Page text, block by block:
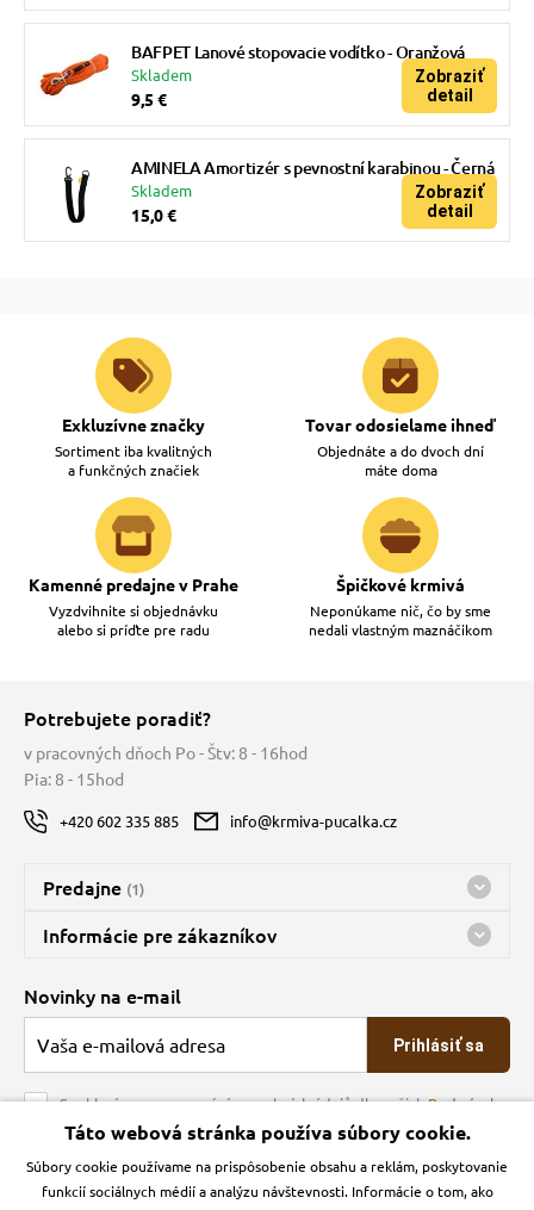
BAFPET Lanové stopovacie vodítko - Oranžová
Skladem
9,5 €
Zobraziť
detail
AMINELA Amortizér s pevnostní karabinou - Černá
Skladem
15,0 €
Zobraziť
detail
Exkluzívne značky
Sortiment iba kvalitných
a funkčných značiek
Tovar odosielame ihneď
Objednáte a do dvoch dní
máte doma
Kamenné predajne v Prahe
Vyzdvihnite si objednávku
alebo si príďte pre radu
Špičkové krmivá
Neponúkame nič, čo by sme
nedali vlastným maznáčikom
Potrebujete poradiť?
v pracovných dňoch Po - Štv: 8 - 16hod
Pia: 8 - 15hod
+420 602 335 885 info@krmiva-pucalka.cz
Predajne (1)
Predajňa a sklad Kbely
Bohužiaľ, momentálne máme zatvorené
Informácie pre zákazníkov
O spoločnosti
Veľkoobchod
Obchodné podmienky
Kontakt
Podmienky ochrany osobných údajov
Novinky na e-mail
Prihlásiť sa
Souhlasím se zpracováním osobních údajů dle našichPodmínek
ochrany osobních údajů
Krmiva Pučálka na sociálnych sieťach
Táto webová stránka používa súbory cookie.
Súbory cookie používame na prispôsobenie obsahu a reklám, poskytovanie
funkcií sociálnych médií a analýzu návštevnosti. Informácie o tom, ako